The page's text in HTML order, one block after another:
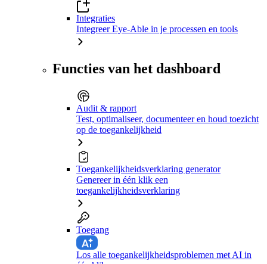
Integraties
Integreer Eye-Able in je processen en tools
Functies van het dashboard
Audit & rapport
Test, optimaliseer, documenteer en houd toezicht
op de toegankelijkheid
Toegankelijkheidsverklaring generator
Genereer in één klik een
toegankelijkheidsverklaring
Toegang
Los alle toegankelijkheidsproblemen met AI in